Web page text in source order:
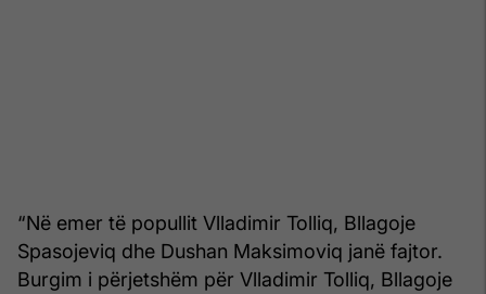
“Në emer të popullit Vlladimir Tolliq, Bllagoje
Spasojeviq dhe Dushan Maksimoviq janë fajtor.
Burgim i përjetshëm për Vlladimir Tolliq, Bllagoje